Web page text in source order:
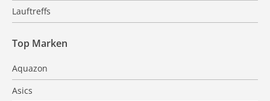
Lauftreffs
Top Marken
Aquazon
Asics